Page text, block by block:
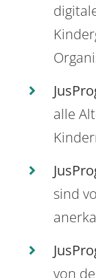
alle
sind
von